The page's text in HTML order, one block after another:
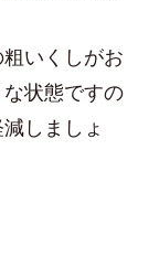
いくしがお
状態ですの
しましょ